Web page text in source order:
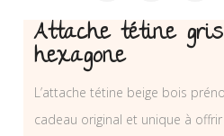
Attache tétine
hexagone
L’attache tétine beige bois
cadeau original et unique à